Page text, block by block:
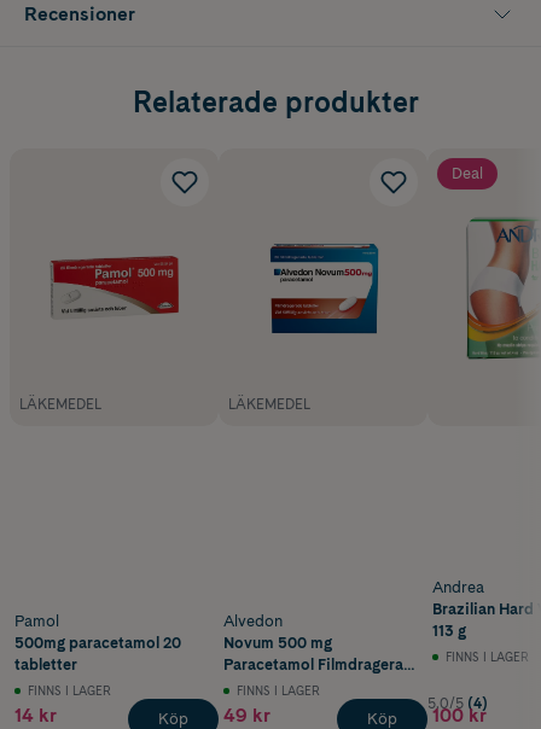
Recensioner
Relaterade produkter
LÄKEMEDEL
Pamol
500mg paracetamol 20
tabletter
FINNS I LAGER
14 kr Köp
LÄKEMEDEL
Alvedon
Novum 500 mg
Paracetamol Filmdragerade
Tabletter 20 st
FINNS I LAGER
49 kr Köp
Deal
Andrea
Brazilian Hard
113 g
FINNS I LAGER
5.0/5 (4)
100 kr